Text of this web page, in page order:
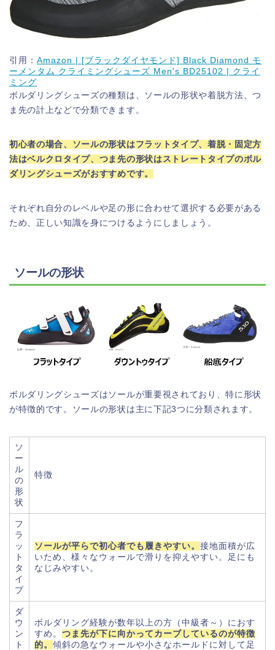
引用： Amazon | [ブラックダイヤモンド] Black Diamond モ
ーメンタム クライミングシューズ Men's BD25102 | クライ
ミング
ボルダリングシューズの種類は、ソールの形状や着脱方法、つ
ま先の計上などで分類できます。
初心者の場合、ソールの形状はフラットタイプ、着脱・固定方
法はベルクロタイプ、つま先の形状はストレートタイプのボル
ダリングシューズがおすすめです。
それぞれ自分のレベルや足の形に合わせて選択する必要がある
ため、正しい知識を身につけるようにしましょう。
ソールの形状
ボルダリングシューズはソールが重要視されており、特に形状
が特徴的です。ソールの形状は主に下記3つに分類されます。
ソ
ー
ル
の
形
状
特徴
フ
ラ
ッ
ト
タ
イ
プ
ソールが平らで初心者でも履きやすい。 接地面積が広
いため、様々なウォールで滑りを抑えやすい。足にも
なじみやすい。
ダ
ウ
ン
ト
ボルダリング経験が数年以上の方（中級者～）におす
すめ。 つま先が下に向かってカーブしているのが特徴
的。 傾斜の急なウォールや小さなホールドに対して足